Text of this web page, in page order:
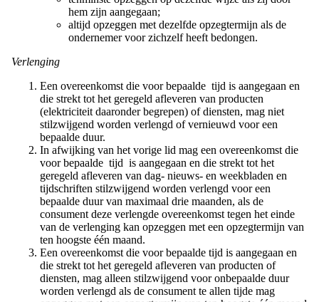
hem zijn aangegaan;
altijd opzeggen met dezelfde opzegtermijn als de
ondernemer voor zichzelf heeft bedongen.
Verlenging
Een overeenkomst die voor bepaalde tijd is aangegaan en
die strekt tot het geregeld afleveren van producten
(elektriciteit daaronder begrepen) of diensten, mag niet
stilzwijgend worden verlengd of vernieuwd voor een
bepaalde duur.
In afwijking van het vorige lid mag een overeenkomst die
voor bepaalde tijd is aangegaan en die strekt tot het
geregeld afleveren van dag- nieuws- en weekbladen en
tijdschriften stilzwijgend worden verlengd voor een
bepaalde duur van maximaal drie maanden, als de
consument deze verlengde overeenkomst tegen het einde
van de verlenging kan opzeggen met een opzegtermijn van
ten hoogste één maand.
Een overeenkomst die voor bepaalde tijd is aangegaan en
die strekt tot het geregeld afleveren van producten of
diensten, mag alleen stilzwijgend voor onbepaalde duur
worden verlengd als de consument te allen tijde mag